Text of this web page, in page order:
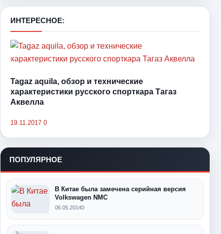
ИНТЕРЕСНОЕ:
Tagaz aquila, обзор и технические
характеристики русского спорткара Тагаз
Аквелла
19.11.2017 0
ПОПУЛЯРНОЕ
В Китае была замечена серийная версия
Volkswagen NMC
06.05.20140